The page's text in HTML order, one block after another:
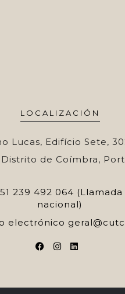
LOCALIZACIÓN
Lucas, Edifício Sete,
Distrito de Coímbra,
239 492 064 (Llamada
nacional)
electrónico